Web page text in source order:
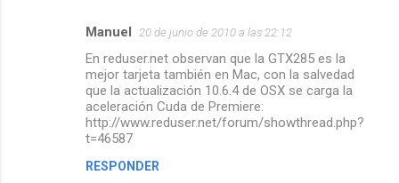
Manuel 20 de junio de 2010 a las 22:12
En reduser.net observan que la GTX285 es la
mejor tarjeta también en Mac, con la salvedad
que la actualización 10.6.4 de OSX se carga la
aceleración Cuda de Premiere:
http://www.reduser.net/forum/showthread.php?
t=46587
RESPONDER